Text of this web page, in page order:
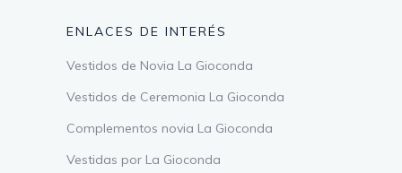
ENLACES DE INTERÉS
Vestidos de Novia La Gioconda
Vestidos de Ceremonia La Gioconda
Complementos novia La Gioconda
Vestidas por La Gioconda